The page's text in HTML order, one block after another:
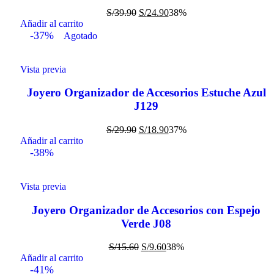
S/39.90 S/24.9038%
Añadir al carrito
-37% Agotado
Vista previa
Joyero Organizador de Accesorios Estuche Azul
J129
S/29.90 S/18.9037%
Añadir al carrito
-38%
Vista previa
Joyero Organizador de Accesorios con Espejo
Verde J08
S/15.60 S/9.6038%
Añadir al carrito
-41%